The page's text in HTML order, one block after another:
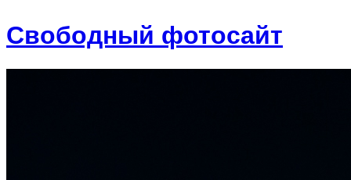
Свободный фотосайт